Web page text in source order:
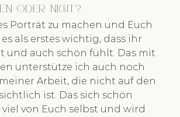
oder nicht?
Porträt zu machen und Euch
als erstes wichtig, dass ihr
und auch schön fühlt. Das mit
unterstütze ich auch noch
Arbeit, die nicht auf den
ist. Das sich schön
von Euch selbst und wird